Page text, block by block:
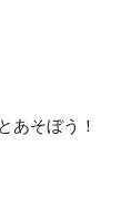
あそぼう！